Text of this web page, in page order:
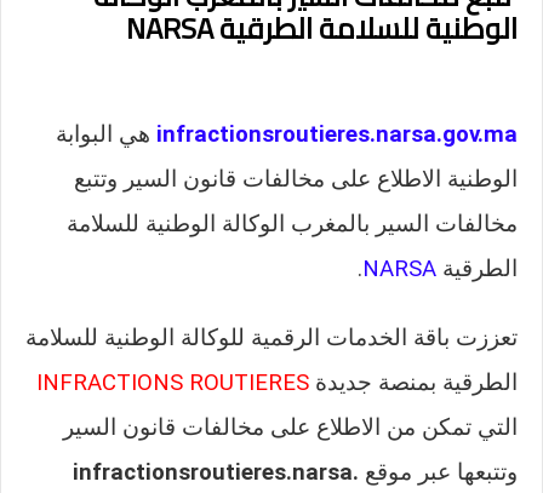
الوطنية للسلامة الطرقية NARSA
infractionsroutieres.narsa.gov.ma هي البوابة
الوطنية الاطلاع على مخالفات قانون السير وتتبع
مخالفات السير بالمغرب الوكالة الوطنية للسلامة
الطرقية NARSA
.
تعززت باقة الخدمات الرقمية للوكالة الوطنية للسلامة
الطرقية بمنصة جديدة
INFRACTIONS ROUTIERES
التي تمكن من الاطلاع على مخالفات قانون السير
وتتبعها عبر موقع infractionsroutieres.narsa.